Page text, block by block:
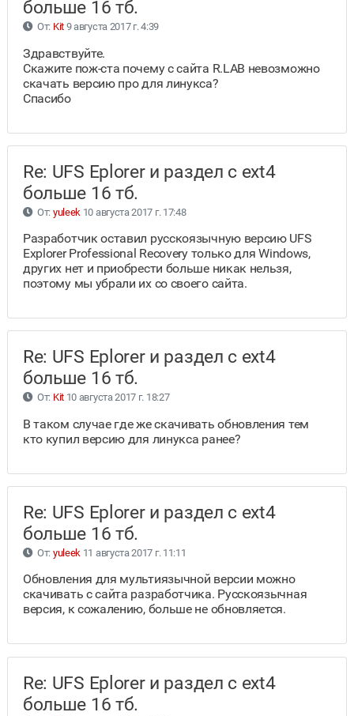
больше 16 тб.
От: Kit9 августа 2017 г. 4:39
Здравствуйте.
Скажите пож-ста почему с сайта R.LAB невозможно
скачать версию про для линукса?
Спасибо
Re: UFS Eplorer и раздел с ext4
больше 16 тб.
От: yuleek 10 августа 2017 г. 17:48
Разработчик оставил русскоязычную версию UFS
Explorer Professional Recovery только для Windows,
других нет и приобрести больше никак нельзя,
поэтому мы убрали их со своего сайта.
Re: UFS Eplorer и раздел с ext4
больше 16 тб.
От: Kit10 августа 2017 г. 18:27
В таком случае где же скачивать обновления тем
кто купил версию для линукса ранее?
Re: UFS Eplorer и раздел с ext4
больше 16 тб.
От: yuleek 11 августа 2017 г. 11:11
Обновления для мультиязычной версии можно
скачивать с сайта разработчика. Русскоязычная
версия, к сожалению, больше не обновляется.
Re: UFS Eplorer и раздел с ext4
больше 16 тб.